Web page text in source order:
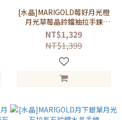
[水晶]MARIGOLD莓好月光橙
月光草莓晶鈴鐺抽拉手鍊
【KMD569】-橙月光石+草莓晶
NT$1,329
NT$1,399